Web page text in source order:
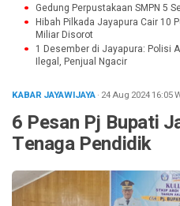
Gedung Perpustakaan SMPN 5
Hibah Pilkada Jayapura Cair 10
Miliar Disorot
1 Desember di Jayapura: Polisi
Ilegal, Penjual Ngacir
KABAR JAYAWIJAYA· 24 Aug 202416:05
6 Pesan Pj Bupati
Tenaga Pendidik